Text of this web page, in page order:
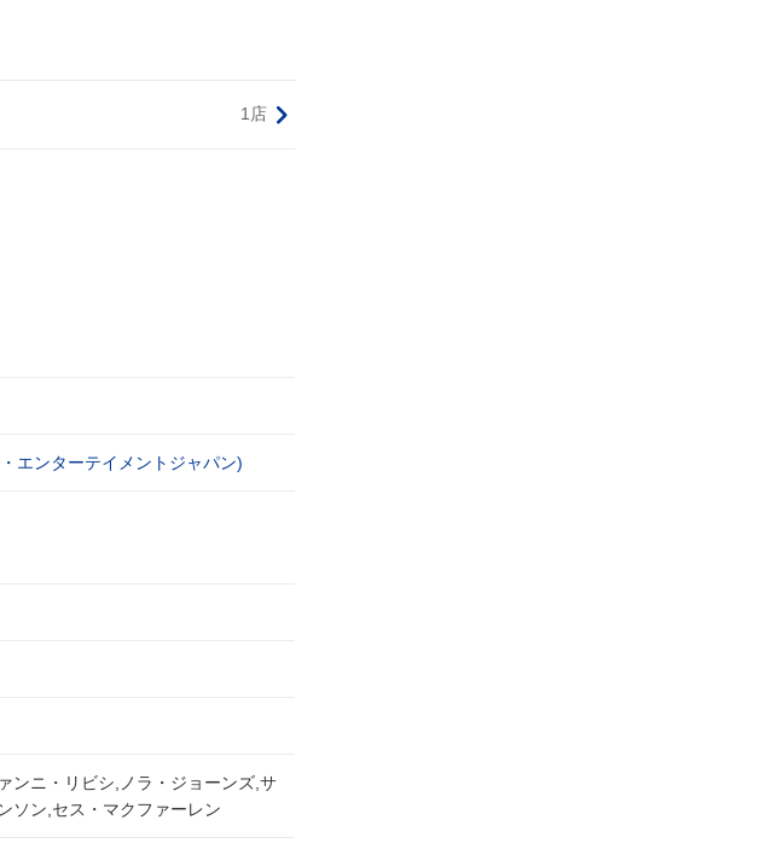
1店
エンターテイメントジャパン)
ンニ・リビシ,ノラ・ジョーンズ,サ
ソン,セス・マクファーレン